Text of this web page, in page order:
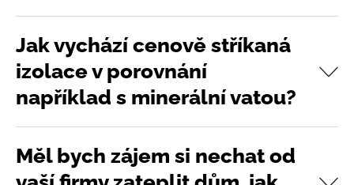
Jak vychází cenově stříkaná
izolace v porovnání
například s minerální vatou?
Měl bych zájem si nechat od